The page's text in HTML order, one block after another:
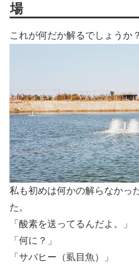
場
これが何だか解るでしょうか？
私も初めは何かの解らなかっ
た。
「酸素を送ってるんだよ。」
「何に？」
「サバヒー（虱目魚）」